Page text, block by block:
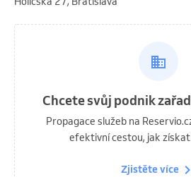
Chcete svůj podnik
Propagace služeb na
efektivní cestou, jak
Zjistěte více